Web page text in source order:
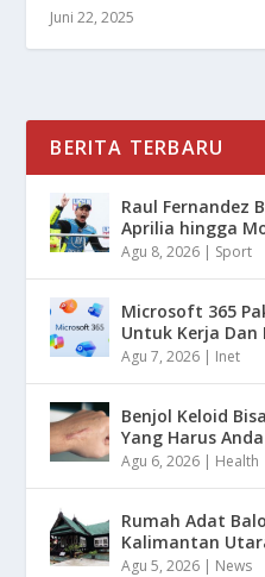
Juni 22, 2025
BERITA TERBARU
Raul Fernandez
Aprilia hingga
Agu 8, 2026 | Sport
Microsoft 365
Untuk Kerja Dan
Agu 7, 2026 | Inet
Benjol Keloid
Yang Harus
Agu 6, 2026 | Health
Rumah Adat
Kalimantan
Agu 5, 2026 | News